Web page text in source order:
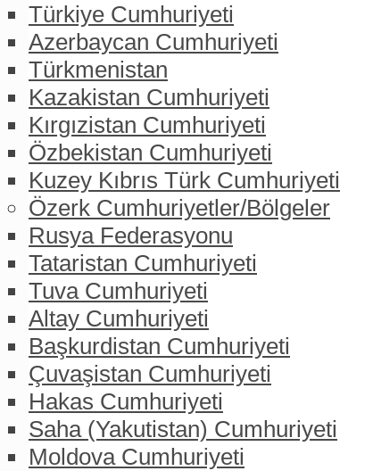
Türkiye Cumhuriyeti
Azerbaycan Cumhuriyeti
Türkmenistan
Kazakistan Cumhuriyeti
Kırgızistan Cumhuriyeti
Özbekistan Cumhuriyeti
Kuzey Kıbrıs Türk Cumhuriyeti
Özerk Cumhuriyetler/Bölgeler
Rusya Federasyonu
Tataristan Cumhuriyeti
Tuva Cumhuriyeti
Altay Cumhuriyeti
Başkurdistan Cumhuriyeti
Çuvaşistan Cumhuriyeti
Hakas Cumhuriyeti
Saha (Yakutistan) Cumhuriyeti
Moldova Cumhuriyeti